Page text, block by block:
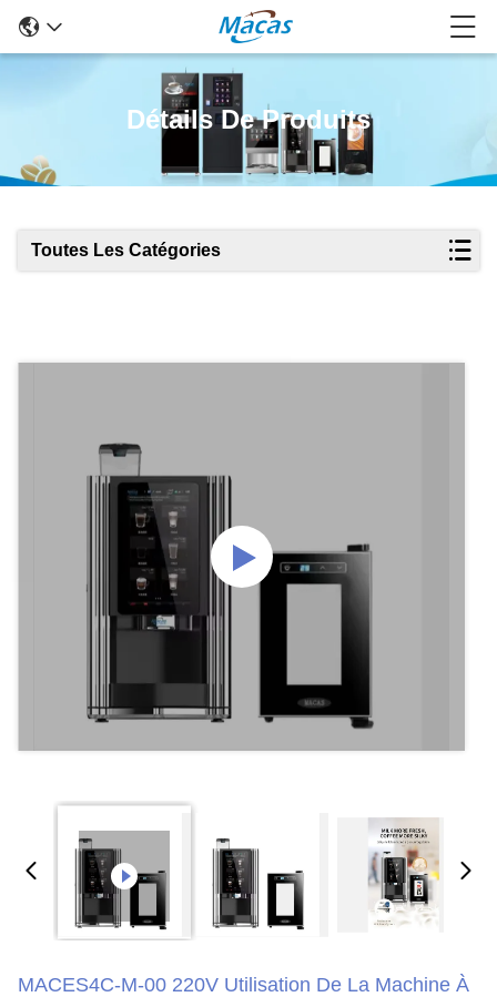
Détails De Produits
Toutes Les Catégories
MACES4C-M-00 220V Utilisation De La Machine À